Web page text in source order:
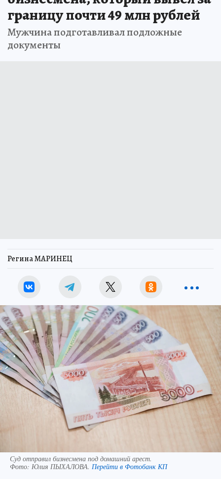
границу почти 49 млн рублей
Мужчина подготавливал подложные
документы
Регина МАРИНЕЦ
Суд отправил бизнесмена под домашний арест.
Фото: Юлия ПЫХАЛОВА. Перейти в Фотобанк КП